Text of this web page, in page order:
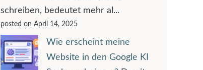
schreiben, bedeutet mehr al...
posted on April 14, 2025
Wie erscheint meine
Website in den Google KI